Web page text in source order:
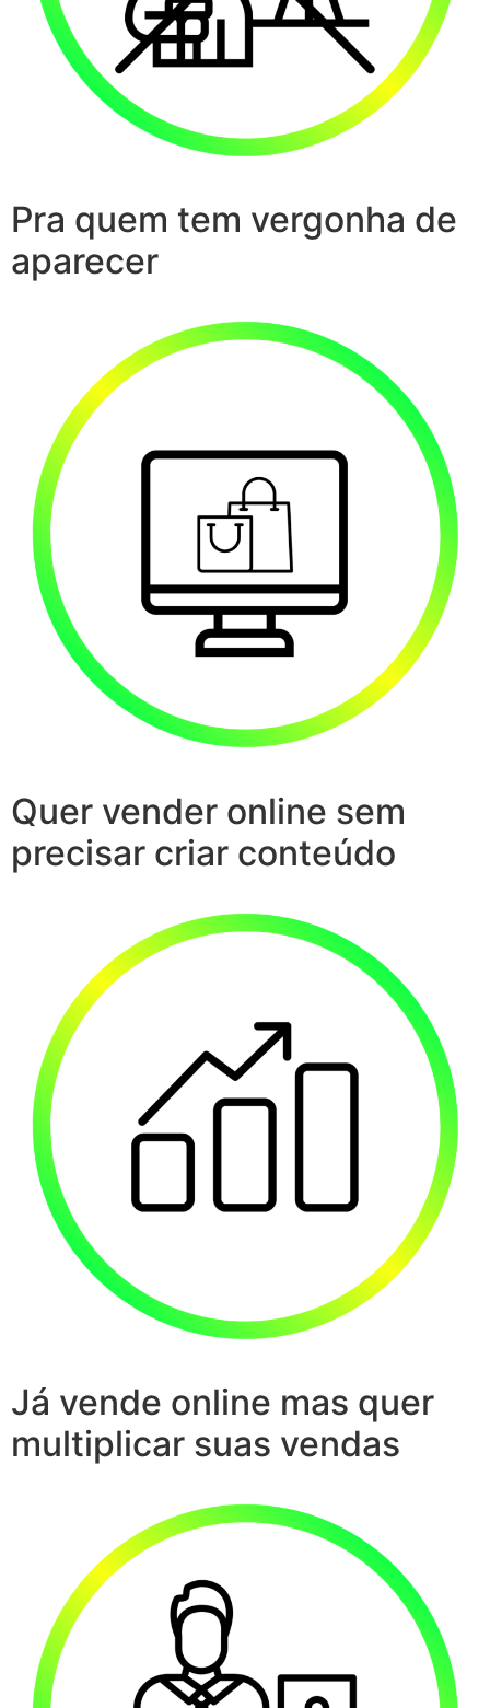
Pra quem tem vergonha de
aparecer
Quer vender online sem
precisar criar conteúdo
Já vende online mas quer
multiplicar suas vendas